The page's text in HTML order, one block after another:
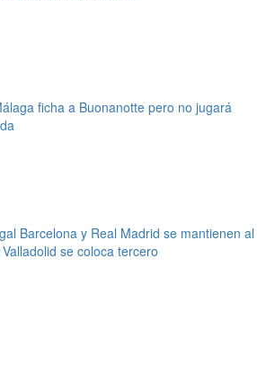
ficha a Buonanotte pero no jugará
Barcelona y Real Madrid se mantienen al
se coloca tercero